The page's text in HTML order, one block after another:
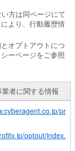
方は同ページにて
より、行動履歴情
オプトアウトにつ
ーページをご参照
者一覧
者に関する情報
pr
optout/index.